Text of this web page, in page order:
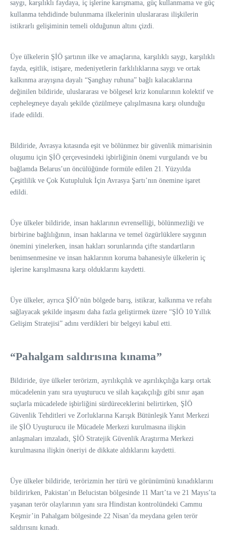
saygı, karşılıklı faydaya, iç işlerine karışmama, güç kullanmama ve güç
kullanma tehdidinde bulunmama ilkelerinin uluslararası ilişkilerin
istikrarlı gelişiminin temeli olduğunun altını çizdi.
Üye ülkelerin ŞİÖ şartının ilke ve amaçlarına, karşılıklı saygı, karşılıklı
fayda, eşitlik, istişare, medeniyetlerin farklılıklarına saygı ve ortak
kalkınma arayışına dayalı “Şanghay ruhuna” bağlı kalacaklarına
değinilen bildiride, uluslararası ve bölgesel kriz konularının kolektif ve
cepheleşmeye dayalı şekilde çözülmeye çalışılmasına karşı olunduğu
ifade edildi.
Bildiride, Avrasya kıtasında eşit ve bölünmez bir güvenlik mimarisinin
oluşumu için ŞİÖ çerçevesindeki işbirliğinin önemi vurgulandı ve bu
bağlamda Belarus’un öncülüğünde formüle edilen 21. Yüzyılda
Çeşitlilik ve Çok Kutupluluk İçin Avrasya Şartı’nın önemine işaret
edildi.
Üye ülkeler bildiride, insan haklarının evrenselliği, bölünmezliği ve
birbirine bağlılığının, insan haklarına ve temel özgürlüklere saygının
önemini yinelerken, insan hakları sorunlarında çifte standartların
benimsenmesine ve insan haklarının koruma bahanesiyle ülkelerin iç
işlerine karışılmasına karşı olduklarını kaydetti.
Üye ülkeler, ayrıca ŞİÖ’nün bölgede barış, istikrar, kalkınma ve refahı
sağlayacak şekilde inşasını daha fazla geliştirmek üzere “ŞİÖ 10 Yıllık
Gelişim Stratejisi” adını verdikleri bir belgeyi kabul etti.
“Pahalgam saldırısına kınama”
Bildiride, üye ülkeler terörizm, ayrılıkçılık ve aşırılıkçılığa karşı ortak
mücadelenin yanı sıra uyuşturucu ve silah kaçakçılığı gibi sınır aşan
suçlarla mücadelede işbirliğini sürdüreceklerini belirtirken, ŞİÖ
Güvenlik Tehditleri ve Zorluklarına Karışık Bütünleşik Yanıt Merkezi
ile ŞİÖ Uyuşturucu ile Mücadele Merkezi kurulmasına ilişkin
anlaşmaları imzaladı, ŞİÖ Stratejik Güvenlik Araştırma Merkezi
kurulmasına ilişkin öneriyi de dikkate aldıklarını kaydetti.
Üye ülkeler bildiride, terörizmin her türü ve görünümünü kınadıklarını
bildirirken, Pakistan’ın Belucistan bölgesinde 11 Mart’ta ve 21 Mayıs’ta
yaşanan terör olaylarının yanı sıra Hindistan kontrolündeki Cammu
Keşmir’in Pahalgam bölgesinde 22 Nisan’da meydana gelen terör
saldırısını kınadı.